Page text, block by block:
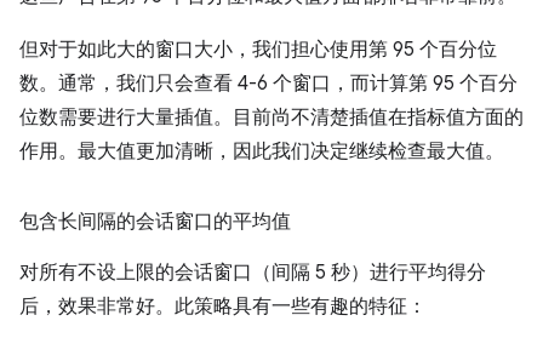
但对于如此大的窗口大小，我们担心使用第 95 个百分位
数。通常，我们只会查看 4-6 个窗口，而计算第 95 个百分
位数需要进行大量插值。目前尚不清楚插值在指标值方面的
作用。最大值更加清晰，因此我们决定继续检查最大值。
包含长间隔的会话窗口的平均值
对所有不设上限的会话窗口（间隔 5 秒）进行平均得分
后，效果非常好。此策略具有一些有趣的特征：